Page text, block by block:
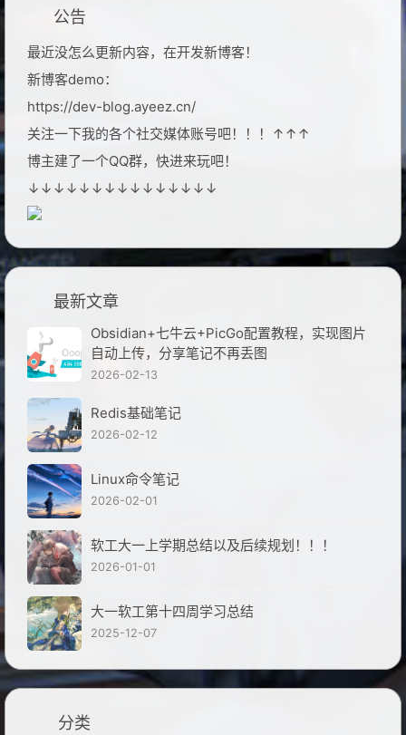
公告
最近没怎么更新内容，在开发新博客！
新博客demo：
https://dev-blog.ayeez.cn/
关注一下我的各个社交媒体账号吧！！！↑↑↑
博主建了一个QQ群，快进来玩吧！
↓↓↓↓↓↓↓↓↓↓↓↓↓↓↓
最新文章
Obsidian+七牛云+PicGo配置教程，实现图片
自动上传，分享笔记不再丢图
2026-02-13
Redis基础笔记
2026-02-12
Linux命令笔记
2026-02-01
软工大一上学期总结以及后续规划！！！
2026-01-01
大一软工第十四周学习总结
2025-12-07
分类